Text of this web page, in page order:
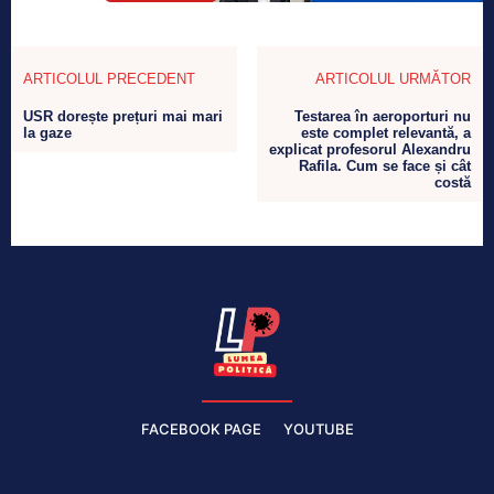
ARTICOLUL PRECEDENT
USR dorește prețuri mai mari
la gaze
ARTICOLUL URMĂTOR
Testarea în aeroporturi nu
este complet relevantă, a
explicat profesorul Alexandru
Rafila. Cum se face și cât
costă
FACEBOOK PAGE YOUTUBE